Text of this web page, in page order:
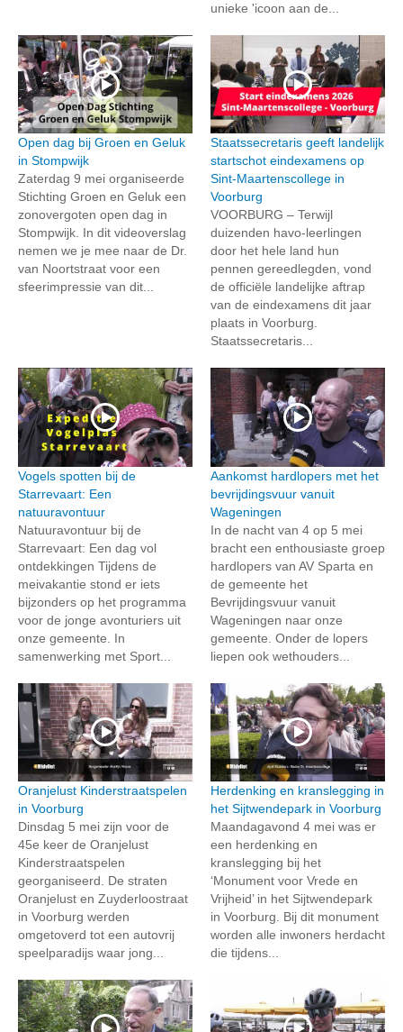
unieke 'icoon aan de...
Open dag bij Groen en Geluk
in Stompwijk
Zaterdag 9 mei organiseerde
Stichting Groen en Geluk een
zonovergoten open dag in
Stompwijk. In dit videoverslag
nemen we je mee naar de Dr.
van Noortstraat voor een
sfeerimpressie van dit...
Staatssecretaris geeft landelijk
startschot eindexamens op
Sint-Maartenscollege in
Voorburg
VOORBURG – Terwijl
duizenden havo-leerlingen
door het hele land hun
pennen gereedlegden, vond
de officiële landelijke aftrap
van de eindexamens dit jaar
plaats in Voorburg.
Staatssecretaris...
Vogels spotten bij de
Starrevaart: Een
natuuravontuur
Natuuravontuur bij de
Starrevaart: Een dag vol
ontdekkingen Tijdens de
meivakantie stond er iets
bijzonders op het programma
voor de jonge avonturiers uit
onze gemeente. In
samenwerking met Sport...
Aankomst hardlopers met het
bevrijdingsvuur vanuit
Wageningen
In de nacht van 4 op 5 mei
bracht een enthousiaste groep
hardlopers van AV Sparta en
de gemeente het
Bevrijdingsvuur vanuit
Wageningen naar onze
gemeente. Onder de lopers
liepen ook wethouders...
Oranjelust Kinderstraatspelen
in Voorburg
Dinsdag 5 mei zijn voor de
45e keer de Oranjelust
Kinderstraatspelen
georganiseerd. De straten
Oranjelust en Zuyderloostraat
in Voorburg werden
omgetoverd tot een autovrij
speelparadijs waar jong...
Herdenking en kranslegging in
het Sijtwendepark in Voorburg
Maandagavond 4 mei was er
een herdenking en
kranslegging bij het
‘Monument voor Vrede en
Vrijheid’ in het Sijtwendepark
in Voorburg. Bij dit monument
worden alle inwoners herdacht
die tijdens...